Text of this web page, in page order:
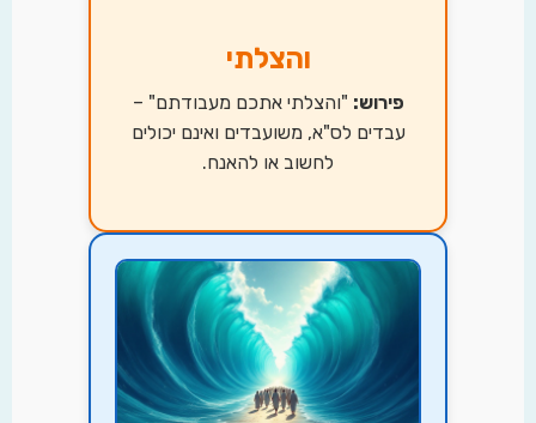
והצלתי
פירוש:"והצלתי אתכם מעבודתם" –
עבדים לס"א, משועבדים ואינם יכולים
לחשוב או להאנח.